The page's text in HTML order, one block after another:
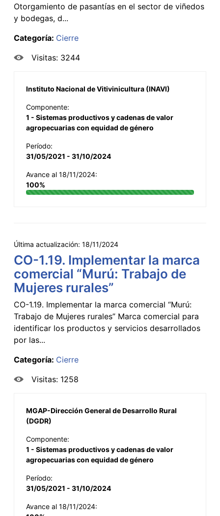
Otorgamiento de pasantías en el sector de viñedos
y bodegas, d...
Categoría: Cierre
Visitas: 3244
Instituto Nacional de Vitivinicultura (INAVI)
Componente:
1 - Sistemas productivos y cadenas de valor
agropecuarias con equidad de género
Período:
31/05/2021 - 31/10/2024
Avance al 18/11/2024:
100%
Última actualización: 18/11/2024
CO-1.19. Implementar la marca
comercial “Murú: Trabajo de
Mujeres rurales”
CO-1.19. Implementar la marca comercial “Murú:
Trabajo de Mujeres rurales” Marca comercial para
identificar los productos y servicios desarrollados
por las...
Categoría: Cierre
Visitas: 1258
MGAP-Dirección General de Desarrollo Rural
(DGDR)
Componente:
1 - Sistemas productivos y cadenas de valor
agropecuarias con equidad de género
Período:
31/05/2021 - 31/10/2024
Avance al 18/11/2024: